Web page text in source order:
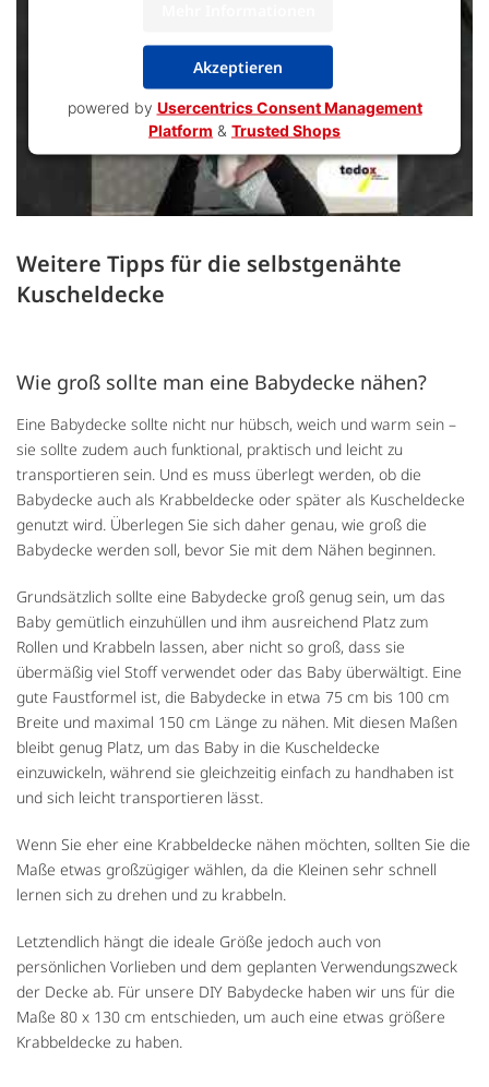
Akzeptieren
powered by Usercentrics Consent Management
Platform & Trusted Shops
Weitere Tipps für die selbstgenähte
Kuscheldecke
Wie groß sollte man eine Babydecke nähen?
Eine Babydecke sollte nicht nur hübsch, weich und warm sein –
sie sollte zudem auch funktional, praktisch und leicht zu
transportieren sein. Und es muss überlegt werden, ob die
Babydecke auch als Krabbeldecke oder später als Kuscheldecke
genutzt wird. Überlegen Sie sich daher genau, wie groß die
Babydecke werden soll, bevor Sie mit dem Nähen beginnen.
Grundsätzlich sollte eine Babydecke groß genug sein, um das
Baby gemütlich einzuhüllen und ihm ausreichend Platz zum
Rollen und Krabbeln lassen, aber nicht so groß, dass sie
übermäßig viel Stoff verwendet oder das Baby überwältigt. Eine
gute Faustformel ist, die Babydecke in etwa 75 cm bis 100 cm
Breite und maximal 150 cm Länge zu nähen. Mit diesen Maßen
bleibt genug Platz, um das Baby in die Kuscheldecke
einzuwickeln, während sie gleichzeitig einfach zu handhaben ist
und sich leicht transportieren lässt.
Wenn Sie eher eine Krabbeldecke nähen möchten, sollten Sie die
Maße etwas großzügiger wählen, da die Kleinen sehr schnell
lernen sich zu drehen und zu krabbeln.
Letztendlich hängt die ideale Größe jedoch auch von
persönlichen Vorlieben und dem geplanten Verwendungszweck
der Decke ab. Für unsere DIY Babydecke haben wir uns für die
Maße 80 x 130 cm entschieden, um auch eine etwas größere
Krabbeldecke zu haben.